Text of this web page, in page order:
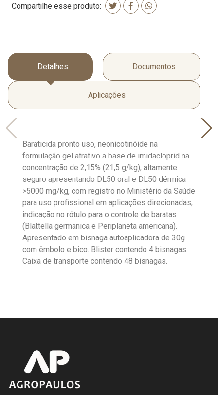
Compartilhe esse produto:
Detalhes Documentos
Aplicações
Baraticida pronto uso, neonicotinóide na
formulação gel atrativo a base de imidacloprid na
concentração de 2,15% (21,5 g/kg), altamente
seguro apresentando DL50 oral e DL50 dérmica
>5000 mg/kg, com registro no Ministério da Saúde
para uso profissional em aplicações direcionadas,
indicação no rótulo para o controle de baratas
(Blattella germanica e Periplaneta americana).
Apresentado em bisnaga autoaplicadora de 30g
com êmbolo e bico. Blister contendo 4 bisnagas.
Caixa de transporte contendo 48 bisnagas.